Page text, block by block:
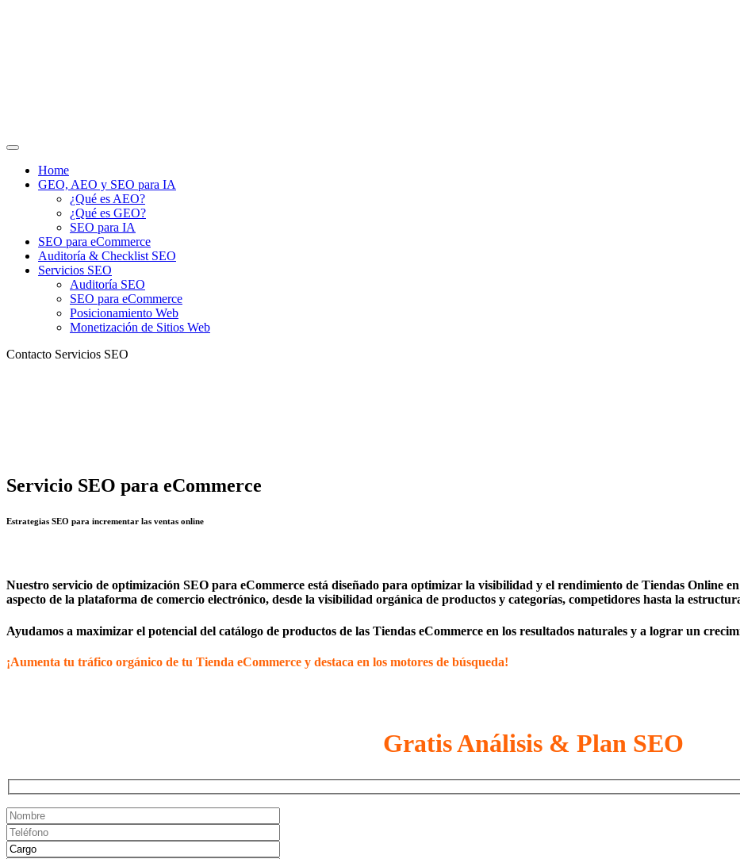
Home
GEO, AEO y SEO para IA
¿Qué es AEO?
¿Qué es GEO?
SEO para IA
SEO para eCommerce
Auditoría & Checklist SEO
Servicios SEO
Auditoría SEO
SEO para eCommerce
Posicionamiento Web
Monetización de Sitios Web
Contacto Servicios SEO
Servicio SEO para eCommerce
Estrategias SEO para incrementar las ventas online
Nuestro servicio de optimización SEO para eCommerce está diseñado para optimizar la visibilidad y el rendimiento de Tiendas Online
aspecto de la plataforma de comercio electrónico, desde la visibilidad orgánica de productos y categorías, competidores hasta la
Ayudamos a maximizar el potencial del catálogo de productos de las Tiendas eCommerce en los resultados naturales y a lograr un
¡Aumenta tu tráfico orgánico de tu Tienda eCommerce y destaca en los motores de búsqueda!
Gratis Análisis & Plan SEO